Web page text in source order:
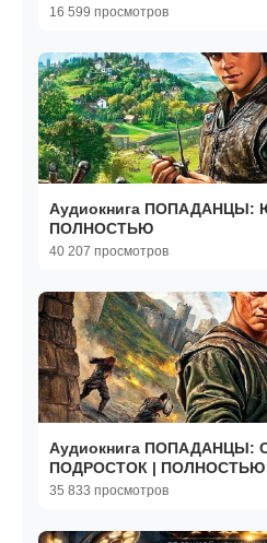
16 599 просмотров
Аудиокнига
ПОЛНОСТЬЮ
40 207 просмотров
Аудиокнига ПОПАДАНЦЫ:
ПОДРОСТОК | ПОЛНОСТЬЮ
35 833 просмотров